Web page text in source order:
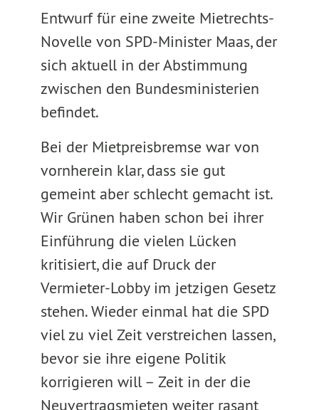
Entwurf für eine zweite Mietrechts-
Novelle von SPD-Minister Maas, der
sich aktuell in der Abstimmung
zwischen den Bundesministerien
befindet.
Bei der Mietpreisbremse war von
vornherein klar, dass sie gut
gemeint aber schlecht gemacht ist.
Wir Grünen haben schon bei ihrer
Einführung die vielen Lücken
kritisiert, die auf Druck der
Vermieter-Lobby im jetzigen Gesetz
stehen. Wieder einmal hat die SPD
viel zu viel Zeit verstreichen lassen,
bevor sie ihre eigene Politik
korrigieren will – Zeit in der die
Neuvertragsmieten weiter rasant